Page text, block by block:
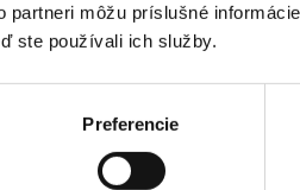
partneri môžu príslušné
ste používali ich služby.
Preferencie